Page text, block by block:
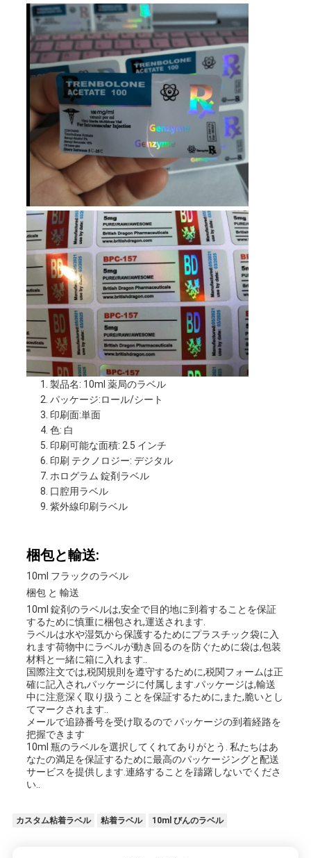
製品名: 10ml 薬局のラベル
パッケージ:ロール/シート
印刷面:単面
色: 白
印刷可能な面積: 2.5 インチ
印刷 テクノロジー: デジタル
ホログラム 錠剤ラベル
口腔用ラベル
紫外線印刷ラベル
梱包と輸送:
10ml フラックのラベル
梱包 と 輸送
10ml 錠剤のラベルは,安全で目的地に到着することを保証
するために慎重に梱包され,運送されます.
ラベルは水や湿気から保護するためにプラスチック袋に入
れます荷物中にラベルが動き回るのを防ぐために袋は,包装
材料と一緒に箱に入れます..
国際注文では,税関規則を遵守するために,税関フォームは正
確に記入され,パッケージに付属します.パッケージは,輸送
中に注意深く取り扱うことを保証するために,また,脆いとし
てマークされます..
メールで追跡番号を受け取るので パッケージの到着経路を
把握できます
10ml 瓶のラベルを選択してくれてありがとう. 私たちはあ
なたの満足を保証するために最高のパッケージングと配送
サービスを提供します.連絡することを躊躇しないでくださ
い..
カスタム粘着ラベル 粘着ラベル 10ml びんのラベル